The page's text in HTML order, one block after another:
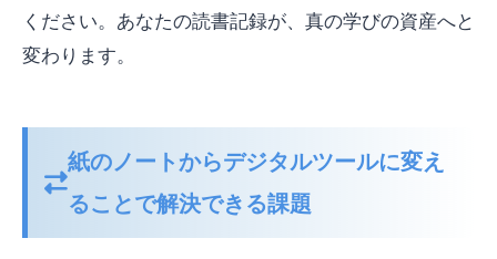
ください。あなたの読書記録が、真の学びの資産へと
変わります。
紙のノートからデジタルツールに変え
ることで解決できる課題